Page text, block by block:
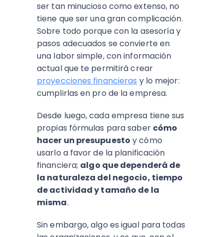
ser tan minucioso como extenso, no
tiene que ser una gran complicación.
Sobre todo porque con la asesoría y
pasos adecuados se convierte en
una labor simple, con información
actual que te permitirá crear
proyecciones financieras y lo mejor:
cumplirlas en pro de la empresa.
Desde luego, cada empresa tiene sus
propias fórmulas para saber cómo
hacer un presupuesto y cómo
usarlo a favor de la planificación
financiera; algo que dependerá de
la naturaleza del negocio, tiempo
de actividad y tamaño de la
misma.
Sin embargo, algo es igual para todas